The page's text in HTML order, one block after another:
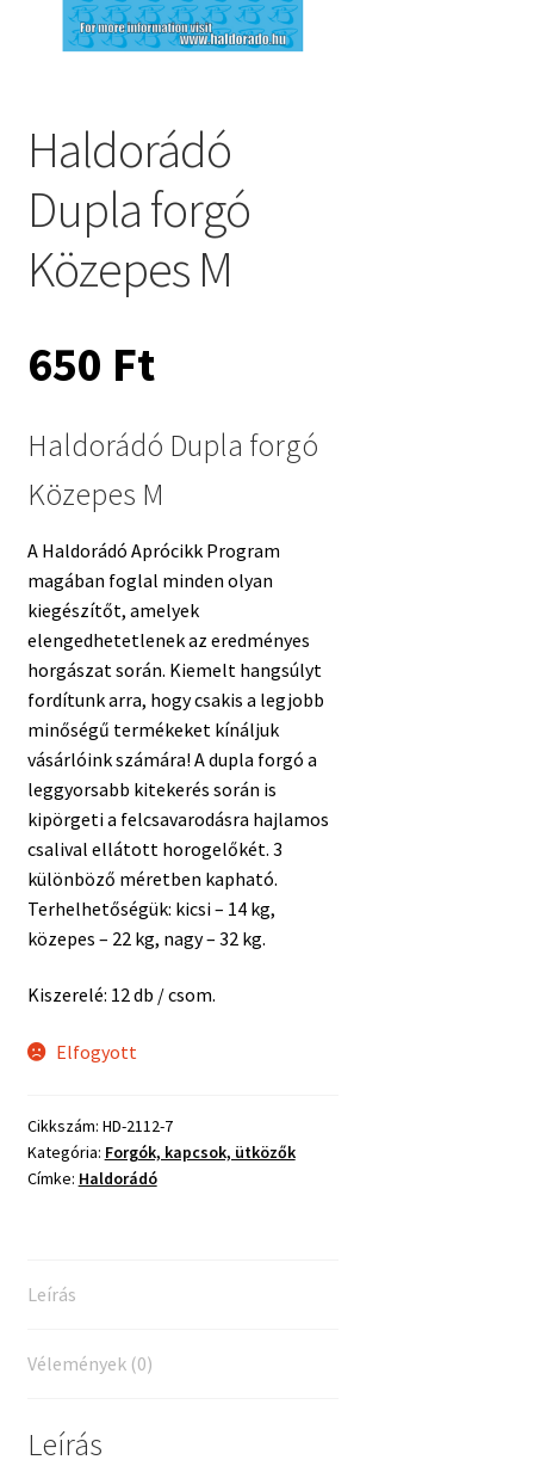
Haldorádó
Dupla forgó
Közepes M
650 Ft
Haldorádó Dupla forgó
Közepes M
A Haldorádó Aprócikk Program
magában foglal minden olyan
kiegészítőt, amelyek
elengedhetetlenek az eredményes
horgászat során. Kiemelt hangsúlyt
fordítunk arra, hogy csakis a legjobb
minőségű termékeket kínáljuk
vásárlóink számára! A dupla forgó a
leggyorsabb kitekerés során is
kipörgeti a felcsavarodásra hajlamos
csalival ellátott horogelőkét. 3
különböző méretben kapható.
Terhelhetőségük: kicsi – 14 kg,
közepes – 22 kg, nagy – 32 kg.
Kiszerelé: 12 db / csom.
Elfogyott
Cikkszám: HD-2112-7
Kategória: Forgók, kapcsok, ütközők
Címke: Haldorádó
Leírás
Vélemények (0)
Leírás